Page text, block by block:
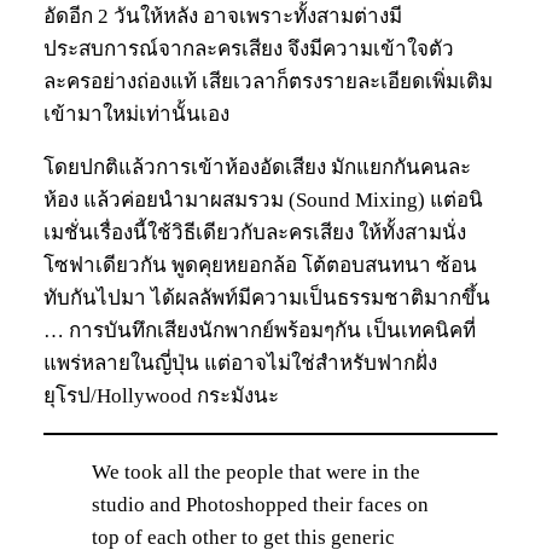
อัดอีก 2 วันให้หลัง อาจเพราะทั้งสามต่างมี
ประสบการณ์จากละครเสียง จึงมีความเข้าใจตัว
ละครอย่างถ่องแท้ เสียเวลาก็ตรงรายละเอียดเพิ่มเติม
เข้ามาใหม่เท่านั้นเอง
โดยปกติแล้วการเข้าห้องอัดเสียง มักแยกกันคนละ
ห้อง แล้วค่อยนำมาผสมรวม (Sound Mixing) แต่อนิ
เมชั่นเรื่องนี้ใช้วิธีเดียวกับละครเสียง ให้ทั้งสามนั่ง
โซฟาเดียวกัน พูดคุยหยอกล้อ โต้ตอบสนทนา ซ้อน
ทับกันไปมา ได้ผลลัพท์มีความเป็นธรรมชาติมากขึ้น
… การบันทึกเสียงนักพากย์พร้อมๆกัน เป็นเทคนิคที่
แพร่หลายในญี่ปุ่น แต่อาจไม่ใช่สำหรับฟากฝั่ง
ยุโรป/Hollywood กระมังนะ
We took all the people that were in the
studio and Photoshopped their faces on
top of each other to get this generic